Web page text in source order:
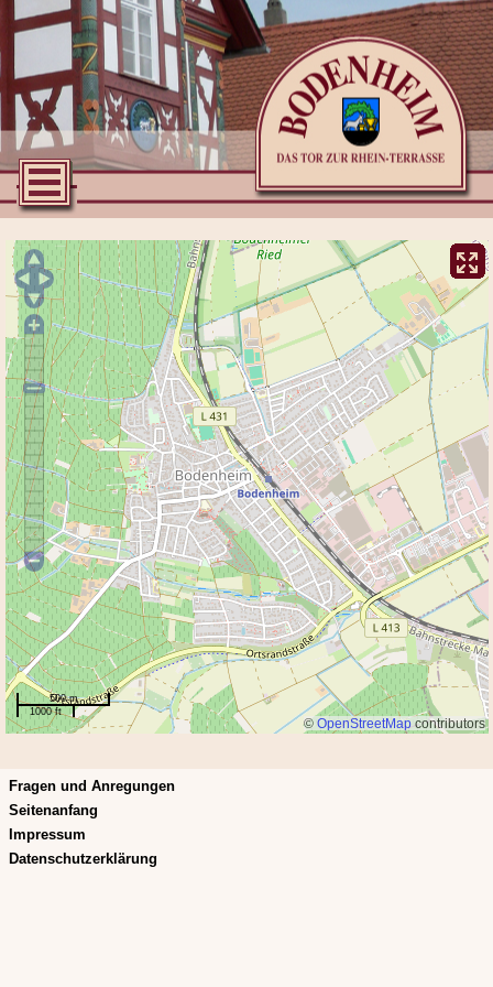
©OpenStreetMap contributors
500 m
1000 ft
Fragen und Anregungen
Seitenanfang
Impressum
Datenschutzerklärung